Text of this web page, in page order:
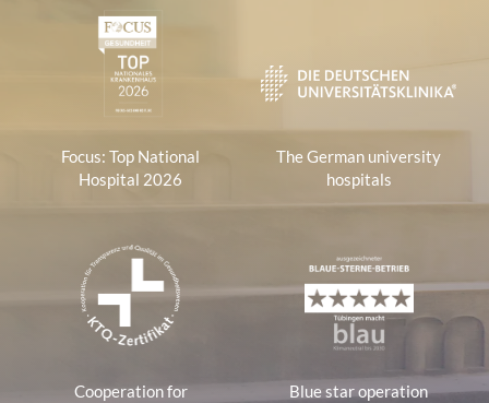
Focus: Top National
Hospital 2026
The German university
hospitals
Cooperation for
Blue star operation